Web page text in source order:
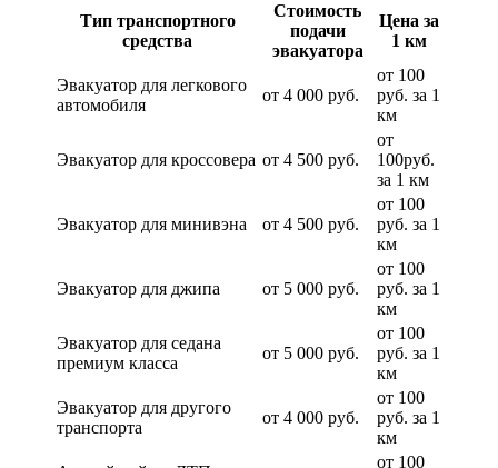
Тип транспортного
средства
Стоимость
подачи
эвакуатора
Цена за
1 км
Эвакуатор для легкового
автомобиля
от 4 000 руб.
от 100
руб. за 1
км
Эвакуатор для кроссовера от 4 500 руб.
от
100руб.
за 1 км
Эвакуатор для минивэна от 4 500 руб.
от 100
руб. за 1
км
Эвакуатор для джипа от 5 000 руб.
от 100
руб. за 1
км
Эвакуатор для седана
премиум класса
от 5 000 руб.
от 100
руб. за 1
км
Эвакуатор для другого
транспорта
от 4 000 руб.
от 100
руб. за 1
км
от 100